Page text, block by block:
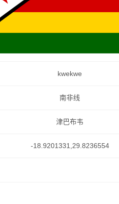
kwekwe
南非线
津巴布韦
-18.9201331,29.8236554